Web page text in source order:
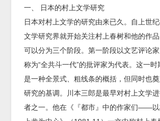
一、 日本的村上文学研究
日本对村上文学的研究由来已久。自上世
文学研究界就开始关注村上春树和他的作
可以分为三个阶段。第一阶段以文艺评论
称为“全共斗一代”的批评家为代表。这一时
是一种全景式、粗线条的概括，但同时也
研究的基调。川本三郎是最早对村上文学
者之一。他在《『都市』中的作家们——